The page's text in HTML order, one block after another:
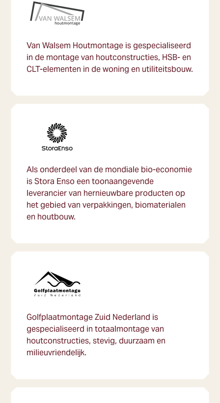
Van Walsem Houtmontage is gespecialiseerd
in de montage van houtconstructies, HSB- en
CLT-elementen in de woning en utiliteitsbouw.
Als onderdeel van de mondiale bio-economie
is Stora Enso een toonaangevende
leverancier van hernieuwbare producten op
het gebied van verpakkingen, biomaterialen
en houtbouw.
Golfplaatmontage Zuid Nederland is
gespecialiseerd in totaalmontage van
houtconstructies, stevig, duurzaam en
milieuvriendelijk.